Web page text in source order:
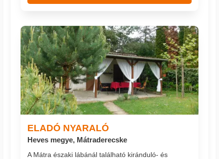
ELADÓ NYARALÓ
Heves megye, Mátraderecske
A Mátra északi lábánál található kiránduló- és